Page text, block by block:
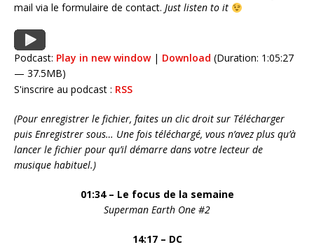
mail via le formulaire de contact. Just listen to it
Podcast: Play in new window| Download (Duration: 1:05:27
— 37.5MB)
S'inscrire au podcast : RSS
(Pour enregistrer le fichier, faites un clic droit sur Télécharger
puis Enregistrer sous… Une fois téléchargé, vous n’avez plus qu’à
lancer le fichier pour qu’il démarre dans votre lecteur de
musique habituel.)
01:34 – Le focus de la semaine
Superman Earth One #2
14:17 – DC